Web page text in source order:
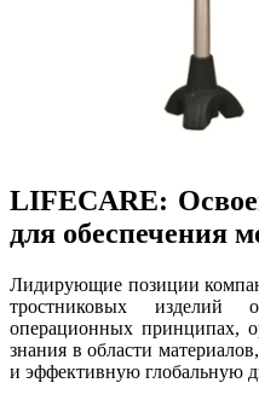
LIFECARE:
для обеспечения
Лидирующие позиции
тростниковых изделий
операционных принципах,
знания в области
и эффективную глобальную